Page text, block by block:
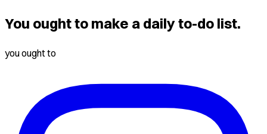
You ought to make a daily to-do list.
you ought to